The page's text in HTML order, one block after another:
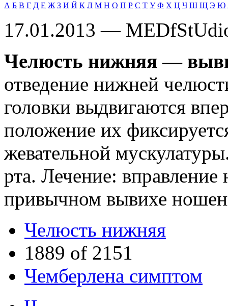
А Б В Г Д Е Ж З И Й К Л М Н О П Р С Т У Ф Х Ц Ч Ш Щ Э Ю
17.01.2013 —
Челюсть нижняя —
отведение нижней
головки выдвигаются
положение их
жевательной
рта. Лечение:
привычном вывихе
Челюсть нижняя
1889 of 2151
Чемберлена симптом